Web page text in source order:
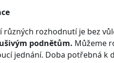
různých rozhodnutí je bez
podnětům. Můžeme
jednání. Doba potřebná k